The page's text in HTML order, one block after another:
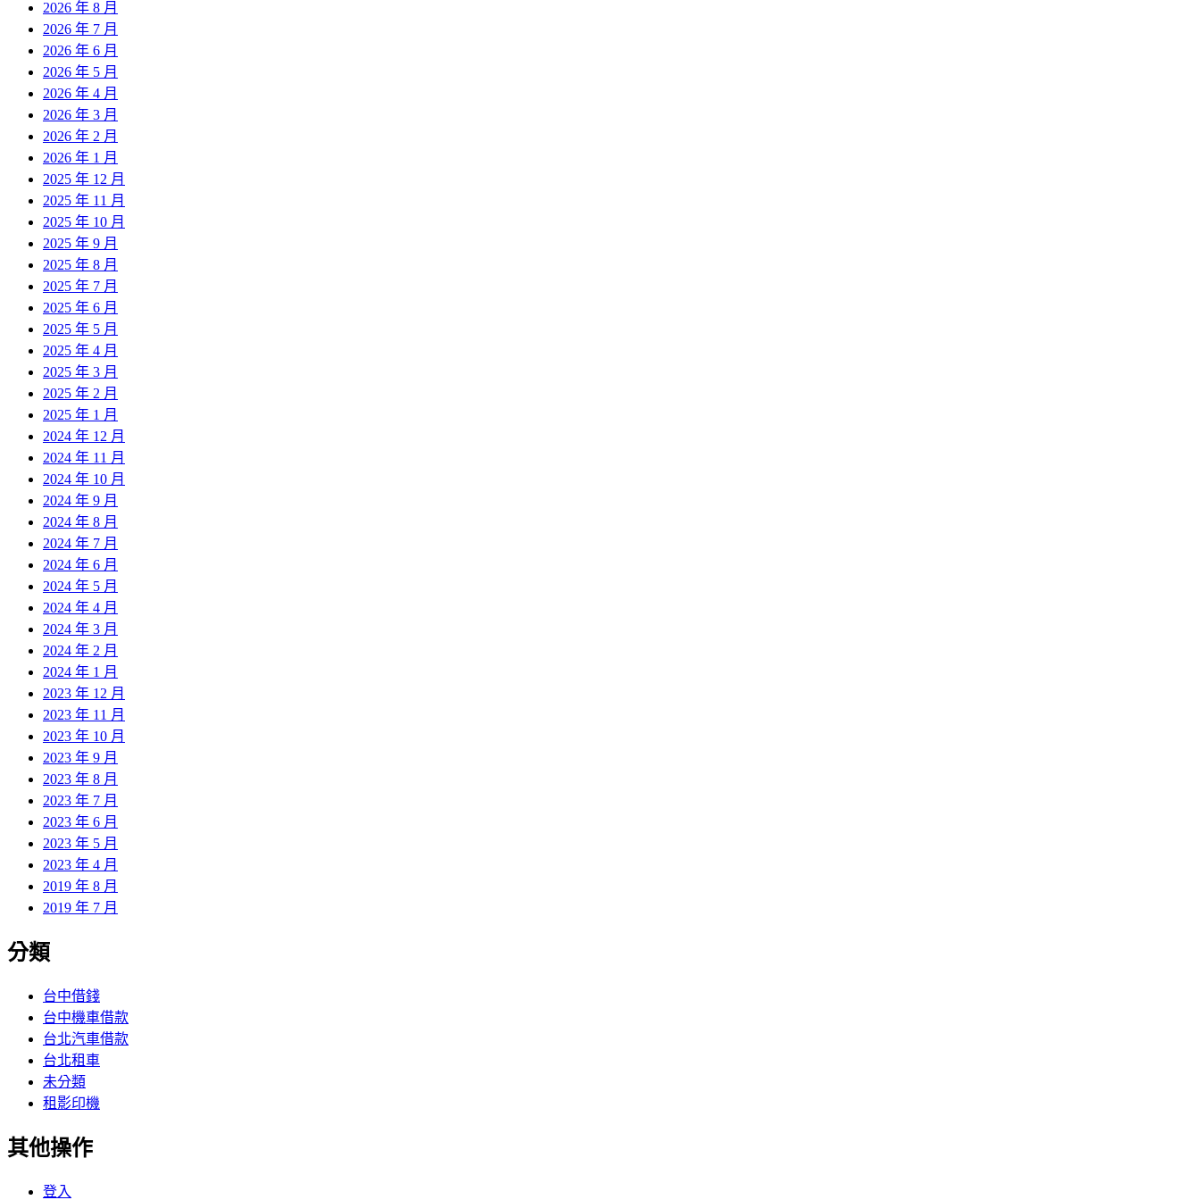
2026 年 8 月
2026 年 7 月
2026 年 6 月
2026 年 5 月
2026 年 4 月
2026 年 3 月
2026 年 2 月
2026 年 1 月
2025 年 12 月
2025 年 11 月
2025 年 10 月
2025 年 9 月
2025 年 8 月
2025 年 7 月
2025 年 6 月
2025 年 5 月
2025 年 4 月
2025 年 3 月
2025 年 2 月
2025 年 1 月
2024 年 12 月
2024 年 11 月
2024 年 10 月
2024 年 9 月
2024 年 8 月
2024 年 7 月
2024 年 6 月
2024 年 5 月
2024 年 4 月
2024 年 3 月
2024 年 2 月
2024 年 1 月
2023 年 12 月
2023 年 11 月
2023 年 10 月
2023 年 9 月
2023 年 8 月
2023 年 7 月
2023 年 6 月
2023 年 5 月
2023 年 4 月
2019 年 8 月
2019 年 7 月
分類
台中借錢
台中機車借款
台北汽車借款
台北租車
未分類
租影印機
其他操作
登入